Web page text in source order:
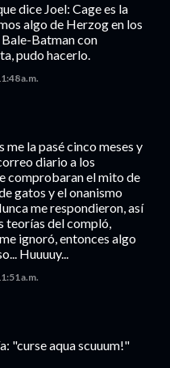
dice Joel: Cage es la
algo de Herzog en los
Bale-Batman con
pudo hacerlo.
a.m.
me la pasé cinco meses y
diario a los
comprobaran el mito de
gatos y el onanismo
me respondieron, así
teorías del compló,
ignoró, entonces algo
Huuuuy...
a.m.
"curse aqua scuuum!"